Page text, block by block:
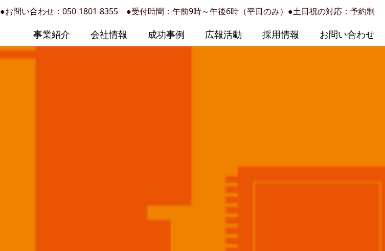
●お問い合わせ： 050-1801-8355 ●受付時間：午前9時～午後6時（平日のみ）●土日祝の対応：予約制
事業紹介 会社情報 成功事例 広報活動 採用情報 お問い合わせ